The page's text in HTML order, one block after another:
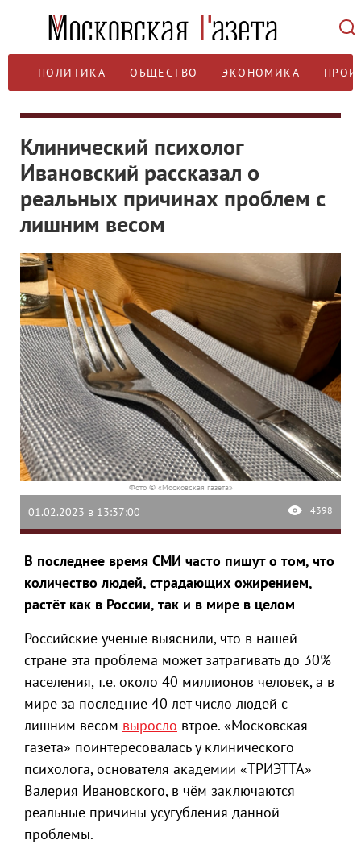
ПОЛИТИКА ОБЩЕСТВО ЭКОНОМИКА
Клинический психолог
Ивановский рассказал о
реальных причинах проблем с
лишним весом
Фото © «Московская газета»
01.02.2023 в 13:37:00 4398
В последнее время СМИ часто пишут о том, что
количество людей, страдающих ожирением,
растёт как в России, так и в мире в целом
Российские учёные выяснили, что в нашей
стране эта проблема может затрагивать до 30%
населения, т.е. около 40 миллионов человек, а в
мире за последние 40 лет число людей с
лишним весом выросло втрое. «Московская
газета» поинтересовалась у клинического
психолога, основателя академии «ТРИЭТТА»
Валерия Ивановского, в чём заключаются
реальные причины усугубления данной
проблемы.